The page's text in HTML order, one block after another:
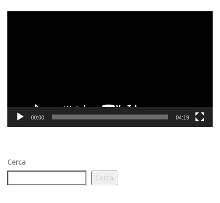
00:00 04:19
Cerca
Cerca